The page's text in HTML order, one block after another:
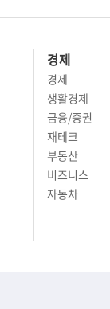
경제
경제
생활경제
금융/증권
재테크
부동산
비즈니스
자동차